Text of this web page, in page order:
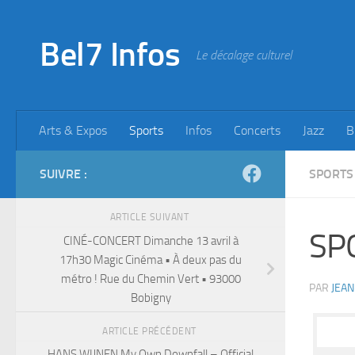
Bel7 Infos Le décalage culturel
Arts & Expos Sports Infos Concerts Jazz
SPORTS
PAR
SUIVRE :
ARTICLE SUIVANT
CINÉ-CONCERT Dimanche 13 avril à
17h30 Magic Cinéma • À deux pas du
métro ! Rue du Chemin Vert • 93000
Bobigny
ARTICLE PRÉCÉDENT